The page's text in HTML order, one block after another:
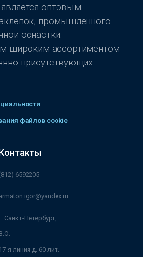
оптовым
промышленного
оснастки.
широким ассортиментом
присутствующих
файлов cookie
Контакты
(812) 6592205
armaton.igor@yandex.ru
г. Санкт-Петербург,
В.О.
17-я линия д. 60 лит.